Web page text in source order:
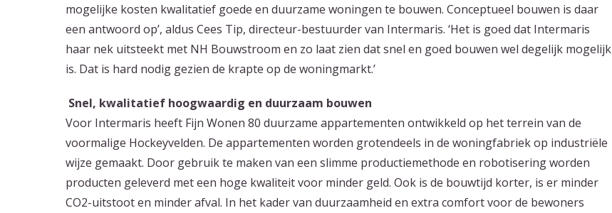
mogelijke kosten kwalitatief goede en duurzame woningen te bouwen. Conceptueel bouwen is daar
een antwoord op’, aldus Cees Tip, directeur-bestuurder van Intermaris. ‘Het is goed dat Intermaris
haar nek uitsteekt met NH Bouwstroom en zo laat zien dat snel en goed bouwen wel degelijk mogelijk
is. Dat is hard nodig gezien de krapte op de woningmarkt.’
Snel, kwalitatief hoogwaardig en duurzaam bouwen
Voor Intermaris heeft Fijn Wonen 80 duurzame appartementen ontwikkeld op het terrein van de
voormalige Hockeyvelden. De appartementen worden grotendeels in de woningfabriek op industriële
wijze gemaakt. Door gebruik te maken van een slimme productiemethode en robotisering worden
producten geleverd met een hoge kwaliteit voor minder geld. Ook is de bouwtijd korter, is er minder
CO2-uitstoot en minder afval. In het kader van duurzaamheid en extra comfort voor de bewoners